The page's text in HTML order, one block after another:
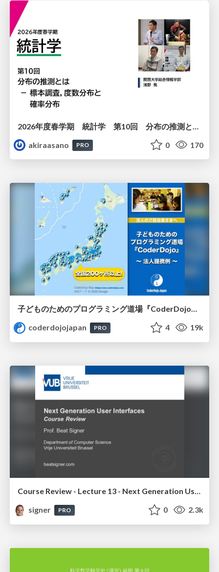
akiraasano
PRO 0 170
子どものためのプログラミング道場『CoderDojo』〜法人提携例〜 / Partnership with CoderDojo Japan
coderdojojapan
PRO 4 19k
Course Review - Lecture 13 - Next Generation User Interfaces (4018166FNR)
signer
PRO 0 2.3k